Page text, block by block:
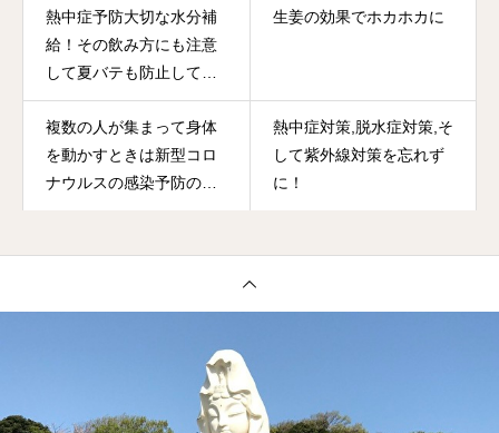
熱中症予防大切な水分補
給！その飲み方にも注意
して夏バテも防止してく
ださい
生姜の効果でホカホカに
複数の人が集まって身体
を動かすときは新型コロ
ナウルスの感染予防のた
熱中症対策,脱水症対策,そ
して紫外線対策を忘れず
に！